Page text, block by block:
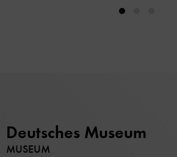
Deutsches Museum
MUSEUM